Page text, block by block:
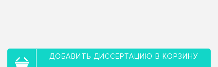
ДОБАВИТЬ ДИССЕРТАЦИЮ В КОРЗИНУ